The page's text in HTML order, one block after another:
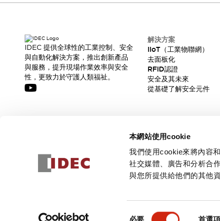
本網站使用cookie
我們使用cookie來將內容
社交媒體、廣告和分析合
與您所提供給他們的其他
必要 首選項
IDEC 提供全球性的工業控制、安全
與自動化解決方案，推出創新產品
與服務，提升現場作業效率與安全
性，更致力於守護人類福祉。
解決方案
IIoT（工業物聯網）
去面板化
RFID認證
安全及其未來
從基礎了解安全元件
訂閱
隱私權政策使用條款